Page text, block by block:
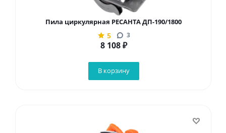
Пила циркулярная РЕСАНТА ДП-190/1800
5 3
8 108₽
В корзину